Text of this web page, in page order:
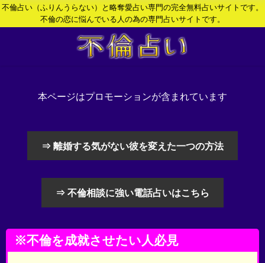
不倫占い（ふりんうらない）と略奪愛占い専門の完全無料占いサイトです。
不倫の恋に悩んでいる人の為の専門占いサイトです。
本ページはプロモーションが含まれています
⇒ 離婚する気がない彼を変えた一つの方法
⇒ 不倫相談に強い電話占いはこちら
※不倫を成就させたい人必見